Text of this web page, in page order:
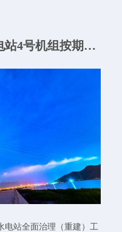
国家电网第一座大型水电站4号机组按期投产发电
电站全面治理（重建）工